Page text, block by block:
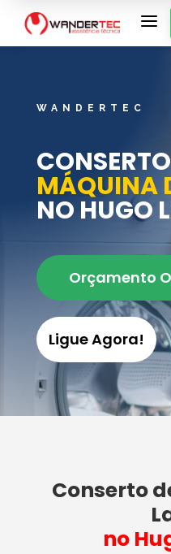
a
WANDERTEC
MÁQUINA
NO HUGO
Orçamento
Ligue Agora!
Conserto
no